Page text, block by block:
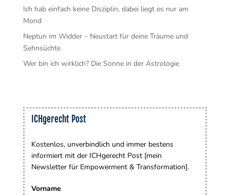
Ich hab einfach keine Disziplin, dabei liegt es nur am
Mond
Neptun im Widder – Neustart für deine Träume und
Sehnsüchte
Wer bin ich wirklich? Die Sonne in der Astrologie
ICHgerecht Post
Kostenlos, unverbindlich und immer bestens
informiert mit der ICHgerecht Post [mein
Newsletter für Empowerment & Transformation].
Vorname